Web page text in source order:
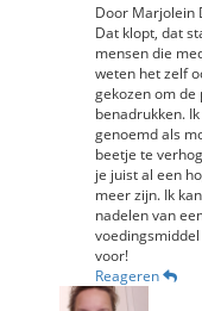
Door Marjolein
Dat klopt, dat
mensen die
weten het zelf
gekozen om de
benadrukken.
genoemd als
beetje te
je juist al een
meer zijn. Ik
nadelen van
voor!
Reageren